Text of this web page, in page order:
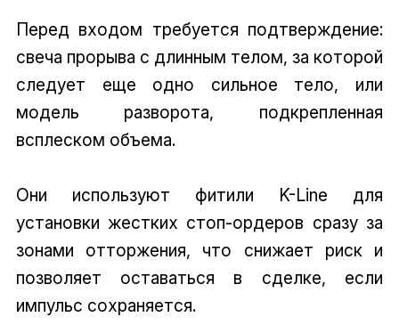
Перед входом требуется подтверждение:
свеча прорыва с длинным телом, за которой
следует еще одно сильное тело, или
модель разворота, подкрепленная
всплеском объема.
Они используют фитили K-Line для
установки жестких стоп-ордеров сразу за
зонами отторжения, что снижает риск и
позволяет оставаться в сделке, если
импульс сохраняется.